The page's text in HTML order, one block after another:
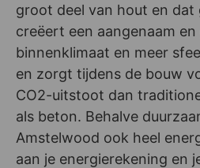
groot deel van hout en dat
creëert een aangenaam
binnenklimaat en meer
en zorgt tijdens de bouw
CO2-uitstoot dan
als beton. Behalve
Amstelwood ook heel
aan je energierekening en